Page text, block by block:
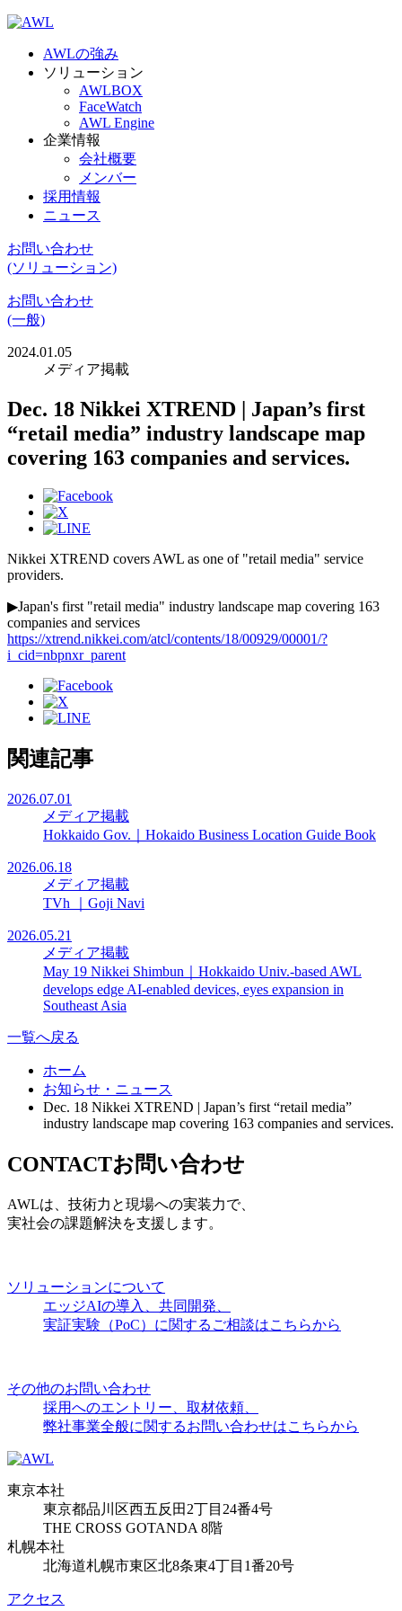
AWLの強み
ソリューション
AWLBOX
FaceWatch
AWL Engine
企業情報
会社概要
メンバー
採用情報
ニュース
お問い合わせ
(ソリューション)
お問い合わせ
(一般)
2024.01.05
メディア掲載
Dec. 18 Nikkei XTREND | Japan’s first
“retail media” industry landscape map
covering 163 companies and services.
Nikkei XTREND covers AWL as one of "retail media" service
providers.
▶Japan's first "retail media" industry landscape map covering 163
companies and services
https://xtrend.nikkei.com/atcl/contents/18/00929/00001/?
i_cid=nbpnxr_parent
関連記事
2026.07.01
メディア掲載
Hokkaido Gov.｜Hokaido Business Location Guide Book
2026.06.18
メディア掲載
TVh ｜Goji Navi
2026.05.21
メディア掲載
May 19 Nikkei Shimbun｜Hokkaido Univ.-based AWL
develops edge AI-enabled devices, eyes expansion in
Southeast Asia
一覧へ戻る
ホーム
お知らせ・ニュース
Dec. 18 Nikkei XTREND | Japan’s first “retail media”
industry landscape map covering 163 companies and services.
CONTACTお問い合わせ
AWLは、技術力と現場への実装力で、
実社会の課題解決を支援します。
ソリューションについて
エッジAIの導入、共同開発、
実証実験（PoC）に関するご相談はこちらから
その他のお問い合わせ
採用へのエントリー、取材依頼、
弊社事業全般に関するお問い合わせはこちらから
東京本社
東京都品川区西五反田2丁目24番4号
THE CROSS GOTANDA 8階
札幌本社
北海道札幌市東区北8条東4丁目1番20号
アクセス